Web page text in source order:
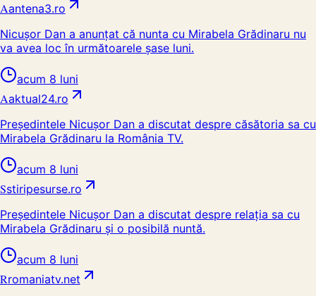
Aantena3.ro
Nicușor Dan a anunțat că nunta cu Mirabela Grădinaru nu
va avea loc în următoarele șase luni.
acum 8 luni
Aaktual24.ro
Președintele Nicușor Dan a discutat despre căsătoria sa cu
Mirabela Grădinaru la România TV.
acum 8 luni
Sstiripesurse.ro
Președintele Nicușor Dan a discutat despre relația sa cu
Mirabela Grădinaru și o posibilă nuntă.
acum 8 luni
Rromaniatv.net